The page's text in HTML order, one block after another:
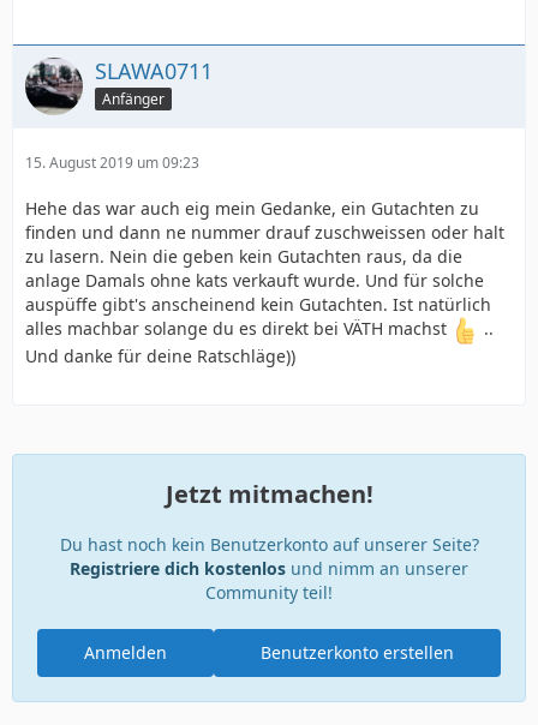
SLAWA0711
Anfänger
15. August 2019 um 09:23
Hehe das war auch eig mein Gedanke, ein Gutachten zu
finden und dann ne nummer drauf zuschweissen oder halt
zu lasern. Nein die geben kein Gutachten raus, da die
anlage Damals ohne kats verkauft wurde. Und für solche
auspüffe gibt's anscheinend kein Gutachten. Ist natürlich
alles machbar solange du es direkt bei VÄTH machst
..
Und danke für deine Ratschläge))
Jetzt mitmachen!
Du hast noch kein Benutzerkonto auf unserer Seite?
Registriere dich kostenlos und nimm an unserer
Community teil!
Benutzerkonto erstellen
Anmelden